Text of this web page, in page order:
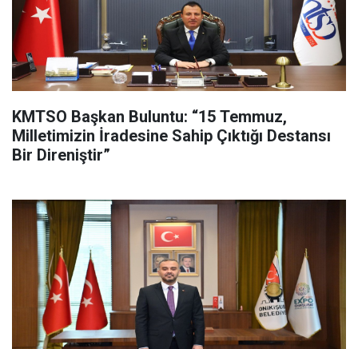
KMTSO Başkan Buluntu: “15 Temmuz,
Milletimizin İradesine Sahip Çıktığı Destansı
Bir Direniştir”